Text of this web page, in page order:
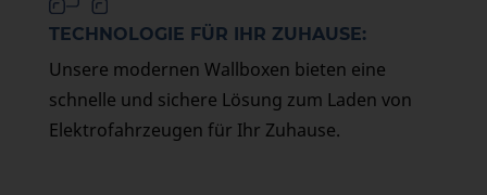
TECHNOLOGIE FÜR IHR ZUHAUSE:
Unsere modernen Wallboxen bieten eine
schnelle und sichere Lösung zum Laden von
Elektrofahrzeugen für Ihr Zuhause.